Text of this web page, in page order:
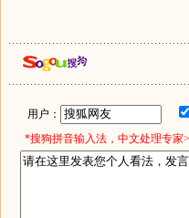
用户：
*搜狗拼音输入法，中文处理专家